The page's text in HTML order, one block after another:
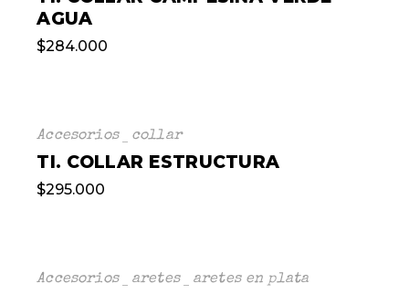
AGUA
$284.000
Accesorios collar
TI. COLLAR ESTRUCTURA
$295.000
Accesorios aretes aretes en plata